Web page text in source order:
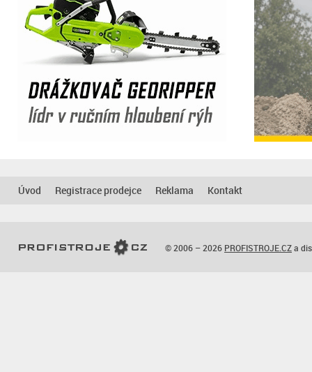
Úvod Registrace prodejce Reklama Kontakt
© 2006 – 2026 PROFISTROJE.CZa